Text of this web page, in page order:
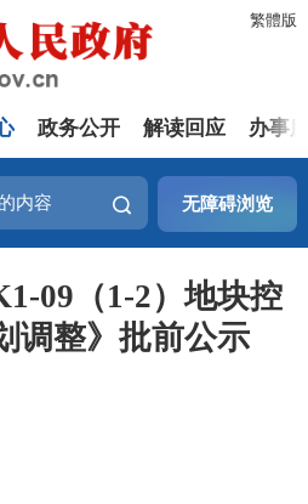
繁體版
政务公开 解读回应 办事
无障碍浏览
09（1-2）地块控
调整》批前公示